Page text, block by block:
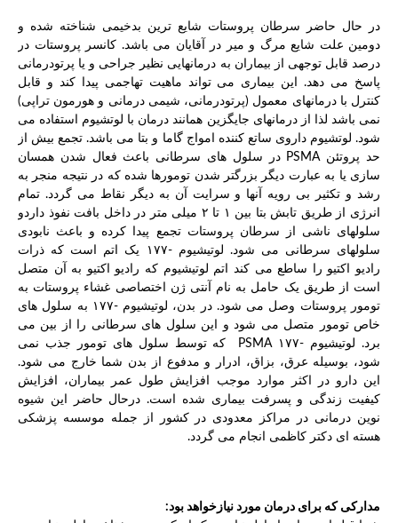
در حال حاضر سرطان پروستات شایع ترین بدخیمی شناخته شده و
دومین علت شایع مرگ و میر در آقایان می باشد. کانسر پروستات در
درصد قابل توجهی از بیماران به درمانهایی نظیر جراحی و یا پرتودرمانی
پاسخ می دهد. این بیماری می تواند ماهیت تهاجمی پیدا کند و قابل
کنترل با درمانهای معمول (پرتودرمانی، شیمی درمانی و هورمون تراپی)
نمی باشد لذا از درمانهای جایگزین همانند درمان با لوتشیوم استفاده می
شود. لوتشیوم داروی ساتع کننده امواج گاما و بتا می باشد. تجمع بیش از
حد پروتئن PSMA در سلول های سرطانی باعث فعال شدن همسان
سازی یا به عبارت دیگر بزرگتر شدن تومورها شده که در نتیجه منجر به
رشد و تکثیر بی رویه آنها و سرایت آن به دیگر نقاط می گردد. تمام
انرژی از طریق تابش بتا بین ۱ تا ۲ میلی متر در داخل بافت نفوذ داردو
سلولهای ناشی از سرطان پروستات تجمع پیدا کرده و باعث نابودی
سلولهای سرطانی می شود. لوتیشیوم -۱۷۷ یک اتم است که ذرات
رادیو اکتیو را ساطع می کند اتم لوتیشیوم که رادیو اکتیو به آن متصل
است از طریق یک حامل به نام آنتی ژن اختصاصی غشاء پروستات به
تومور پروستات وصل می شود. در بدن، لوتیشیوم -۱۷۷ به سلول های
خاص تومور متصل می شود و این سلول های سرطانی را از بین می
برد. لوتیشیوم -۱۷۷ PSMA که توسط سلول های تومور جذب نمی
شود، بوسیله عرق، بزاق، ادرار و مدفوع از بدن شما خارج می شود.
این دارو در اکثر موارد موجب افزایش طول عمر بیماران، افزایش
کیفیت زندگی و پسرفت بیماری شده است. درحال حاضر این شیوه
نوین درمانی در مراکز معدودی در کشور از جمله موسسه پزشکی
هسته ای دکتر کاظمی انجام می گردد.
مدارکی که برای درمان مورد نیازخواهد بود: